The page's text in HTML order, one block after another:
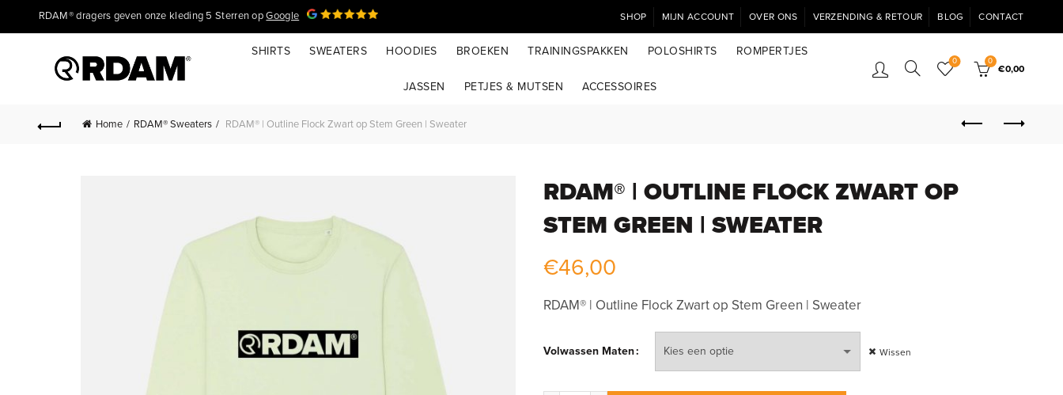
RDAM® dragers geven onze kleding 5 Sterren opGoogle SHOP MIJN ACCOUNT OVER ONS VERZENDING & RETOUR BLOG CONTACT
SHIRTS SWEATERS HOODIES BROEKEN TRAININGSPAKKEN POLOSHIRTS ROMPERTJES
JASSEN PETJES & MUTSEN ACCESSOIRES
0 0
€0,00
Home RDAM® Sweaters RDAM® | Outline Flock Zwart op Stem Green | Sweater
RDAM® | OUTLINE FLOCK ZWART OP
STEM GREEN | SWEATER
€46,00
RDAM® | Outline Flock Zwart op Stem Green | Sweater
Volwassen Maten Wissen